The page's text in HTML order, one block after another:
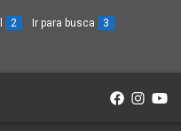
2 Ir para busca 3